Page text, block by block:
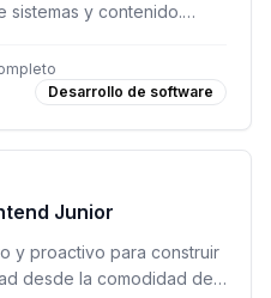
sistemas y contenido.
Desarrollo de software
Junior
y proactivo para construir
desde la comodidad de